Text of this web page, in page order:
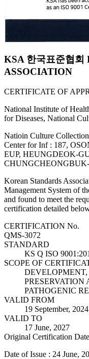
KSA 한국표준협회
ASSOCIATION
CERTIFICATE OF
National Institute of
for Diseases, National
Natioin Culture Collection
Center for Inf : 187,
EUP, HEUNGDEOK-
Korean Standards
Management System of
and found to meet the
certification detailed
CERTIFICATION No.
QMS-3072
STANDARD
KS Q ISO
SCOPE OF
PATHOGENIC
VALID FROM
19 September, 2024
VALID TO
17 June, 2027
Original Certification
Date of Issue : 24 June,